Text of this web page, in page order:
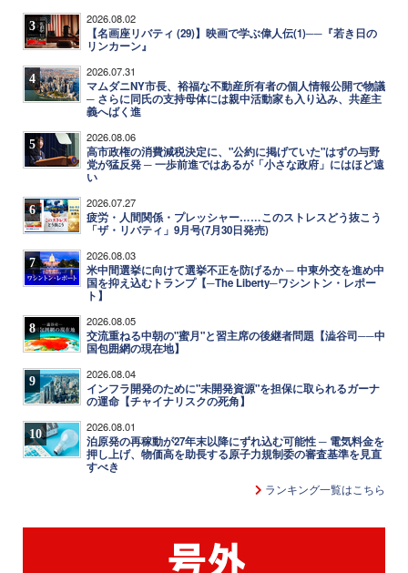
3 2026.08.02
【名画座リバティ (29)】映画で学ぶ偉人伝(1)──『若き日の
リンカーン』
4 2026.07.31
マムダニNY市長、裕福な不動産所有者の個人情報公開で物議
─ さらに同氏の支持母体には親中活動家も入り込み、共産主
義へばく進
5 2026.08.06
高市政権の消費減税決定に、"公約に掲げていた"はずの与野
党が猛反発 ─ 一歩前進ではあるが「小さな政府」にはほど遠
い
6 2026.07.27
疲労・人間関係・プレッシャー……このストレスどう抜こう
「ザ・リバティ」9月号(7月30日発売)
7 2026.08.03
米中間選挙に向けて選挙不正を防げるか ─ 中東外交を進め中
国を抑え込むトランプ【─The Liberty─ワシントン・レポー
ト】
8 2026.08.05
交流重ねる中朝の"蜜月"と習主席の後継者問題【澁谷司──中
国包囲網の現在地】
9 2026.08.04
インフラ開発のために"未開発資源"を担保に取られるガーナ
の運命【チャイナリスクの死角】
10 2026.08.01
泊原発の再稼動が27年末以降にずれ込む可能性 ─ 電気料金を
押し上げ、物価高を助長する原子力規制委の審査基準を見直
すべき
ランキング一覧はこちら